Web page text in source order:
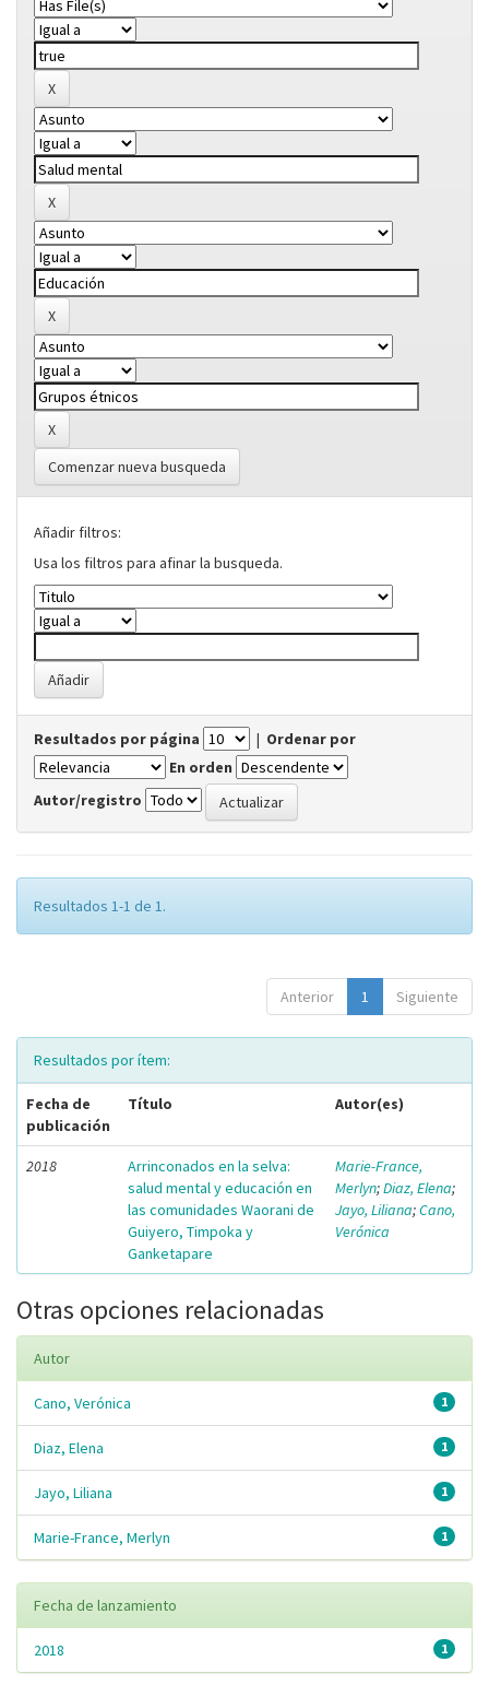
Comenzar nueva busqueda
Añadir filtros:
Usa los filtros para afinar la busqueda.
Resultados por página | Ordenar por
En orden
Autor/registro
Resultados 1-1 de 1.
Anterior 1 Siguiente
Resultados por ítem:
Fecha de
publicación
Título Autor(es)
2018
Arrinconados en la selva:
salud mental y educación en
las comunidades Waorani de
Guiyero, Timpoka y
Ganketapare
Marie-France,
Merlyn;Diaz, Elena;
Jayo, Liliana;Cano,
Verónica
Otras opciones relacionadas
Autor
1
Cano, Verónica
1
Diaz, Elena
1
Jayo, Liliana
1
Marie-France, Merlyn
Fecha de lanzamiento
1
2018